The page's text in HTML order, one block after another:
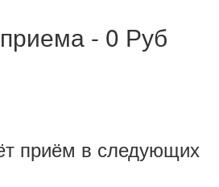
- 0 Руб
приём в следующих